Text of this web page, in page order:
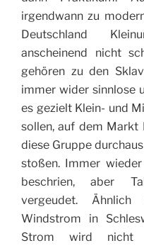
irgendwann zu
Deutschland
anscheinend nicht
gehören zu den
immer wider sinnlose
es gezielt Klein- und
sollen, auf dem Markt
diese Gruppe
stoßen. Immer
beschrien, aber
vergeudet.
Windstrom in
Strom wird nicht